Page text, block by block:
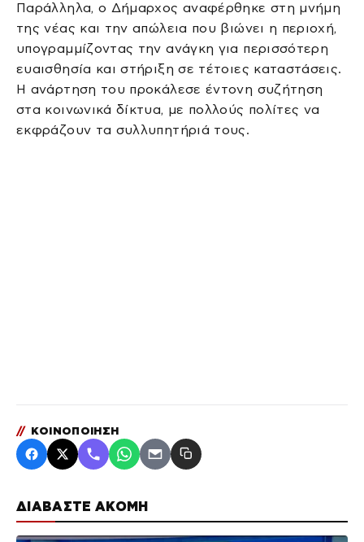
ΔΙΑΒΑΣΤΕ ΑΚΟΜΗ
Παράλληλα, ο Δήμαρχος αναφέρθηκε στη μνήμη
της νέας και την απώλεια που βιώνει η περιοχή,
υπογραμμίζοντας την ανάγκη για περισσότερη
ευαισθησία και στήριξη σε τέτοιες καταστάσεις.
Η ανάρτηση του προκάλεσε έντονη συζήτηση
στα κοινωνικά δίκτυα, με πολλούς πολίτες να
εκφράζουν τα συλλυπητήριά τους.
// ΚΟΙΝΟΠΟΙΗΣΗ